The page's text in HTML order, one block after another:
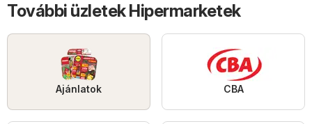
További üzletek Hipermarketek
Ajánlatok CBA